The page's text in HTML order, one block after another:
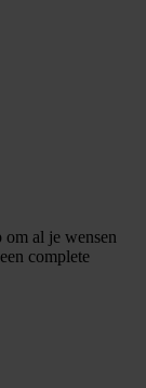
om al je wensen
complete